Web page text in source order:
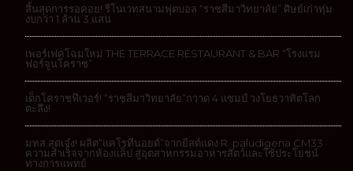
สิ้นสุดการรอคอย! รีโนเวทสนามฟุตบอล “ราชสีมาวิทยาลัย” ศิษย์เก่าทุ่ม
งบกว่า 1 ล้าน 3 แสน
เพอร์เฟคโฉมใหม่ THE TERRACE RESTAURANT & BAR “โรงแรม
ฟอร์จูนโคราช”
เด็กโคราชฟีเวอร์! “ราชสีมาวิทยาลัย”กวาด 4 แชมป์ วงโยธวาทิตโลก
ตะลึง!
มทส.สุดเจ๋ง! ผลิต“แคโรทีนอยด์”จากยีสต์แดง R. paludigena CM33
ความสำเร็จจากห้องแล็ป สู่อุตสาหกรรมอาหารสัตว์และใช้ประโยชน์
ทางการแพทย์